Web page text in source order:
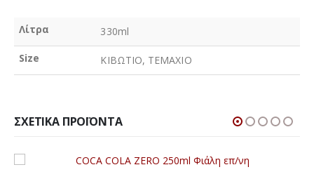
Λίτρα
330ml
Size
ΚΙΒΩΤΙΟ, ΤΕΜΑΧΙΟ
ΣΧΕΤΙΚΆ ΠΡΟΪΌΝΤΑ